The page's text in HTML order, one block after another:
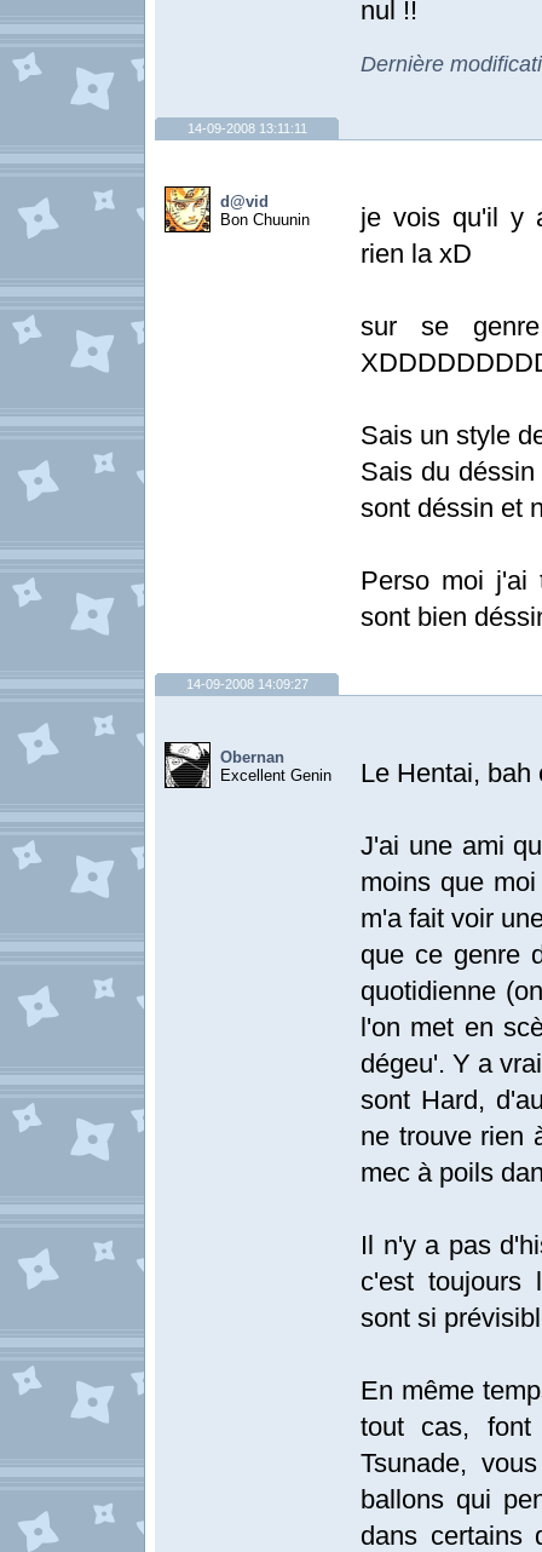
nul !!
Dernière
14-09-2008 13:11:11
d@vid
Bon Chuunin
je vois qu'il y
rien la xD
sur se
Sais un style
Sais du
sont déssin et
Perso moi j'ai
sont bien
14-09-2008 14:09:27
Obernan
Excellent Genin
Le Hentai, bah
J'ai une ami
moins que
m'a fait voir
que ce genre
quotidienne
l'on met en
dégeu'. Y a
sont Hard,
ne trouve rien
mec à poils
Il n'y a pas
c'est toujours
sont si
En même
tout cas, font
Tsunade,
ballons qui
dans certains